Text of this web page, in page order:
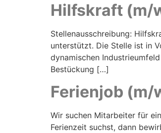
Hilfskraft (m/
Stellenausschreibung:
unterstützt. Die Stelle ist in
dynamischen
Bestückung […]
Ferienjob (m/
Wir suchen Mitarbeiter für
Ferienzeit suchst, dann